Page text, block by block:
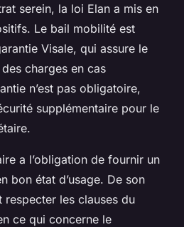
serein, la loi Elan a mis en
Le bail mobilité est
Visale, qui assure le
charges en cas
n’est pas obligatoire,
supplémentaire pour le
a l’obligation de fournir un
bon état d’usage. De son
les clauses du
ce qui concerne le